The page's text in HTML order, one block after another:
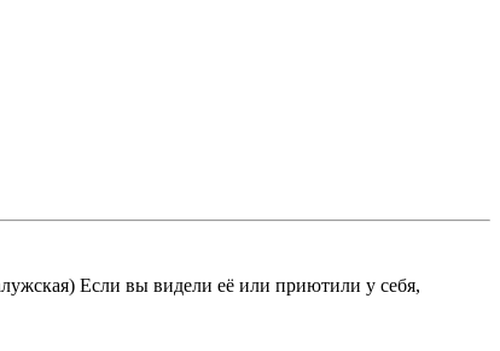
Ecли вы видeли eё или приютили у себя,